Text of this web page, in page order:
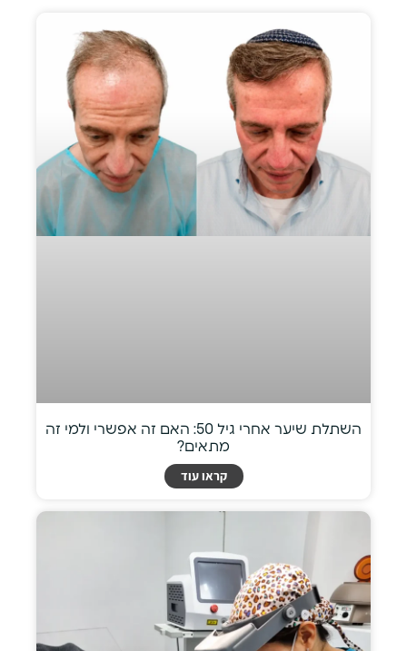
השתלת שיער אחרי גיל 50: האם זה אפשרי ולמי זה
מתאים?
קראו עוד